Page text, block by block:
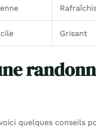
Grisant
quelques conseils